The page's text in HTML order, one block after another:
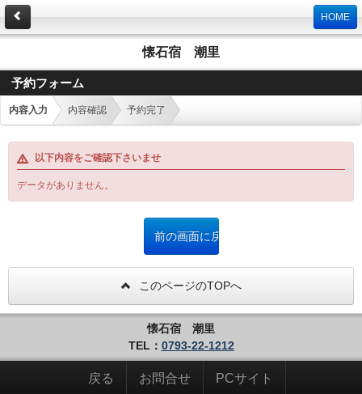
HOME
懐石宿 潮里
予約フォーム
内容入力 内容確認 予約完了
以下内容をご確認下さいませ
データがありません。
このページのTOPへ
懐石宿 潮里
TEL： 0793-22-1212
戻る お問合せ PCサイト